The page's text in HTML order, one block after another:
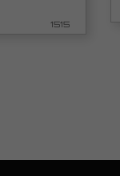
1515